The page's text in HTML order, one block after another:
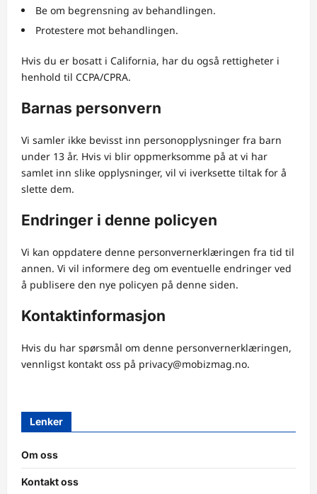
Be om begrensning av behandlingen.
Protestere mot behandlingen.
Hvis du er bosatt i California, har du også rettigheter i
henhold til CCPA/CPRA.
Barnas personvern
Vi samler ikke bevisst inn personopplysninger fra barn
under 13 år. Hvis vi blir oppmerksomme på at vi har
samlet inn slike opplysninger, vil vi iverksette tiltak for å
slette dem.
Endringer i denne policyen
Vi kan oppdatere denne personvernerklæringen fra tid til
annen. Vi vil informere deg om eventuelle endringer ved
å publisere den nye policyen på denne siden.
Kontaktinformasjon
Hvis du har spørsmål om denne personvernerklæringen,
vennligst kontakt oss på privacy@mobizmag.no.
Lenker
Om oss
Kontakt oss